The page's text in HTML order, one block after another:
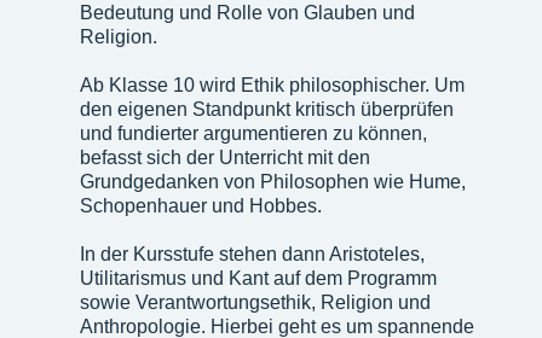
Bedeutung und Rolle von Glauben und
Religion.
Ab Klasse 10 wird Ethik philosophischer. Um
den eigenen Standpunkt kritisch überprüfen
und fundierter argumentieren zu können,
befasst sich der Unterricht mit den
Grundgedanken von Philosophen wie Hume,
Schopenhauer und Hobbes.
In der Kursstufe stehen dann Aristoteles,
Utilitarismus und Kant auf dem Programm
sowie Verantwortungsethik, Religion und
Anthropologie. Hierbei geht es um spannende